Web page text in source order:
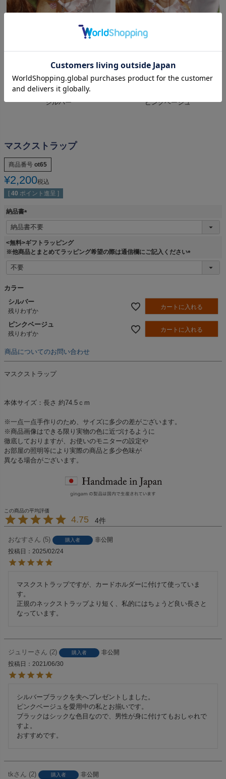
シルバー ピンクベージュ
マスクストラップ
商品番号 ot65
¥2,200税込
[ 40 ポイント進呈 ]
納品書
(
必
須
)
<無料>ギフトラッピング
※他商品とまとめてラッピング希望の際は通信欄にご記入ください
(
カラー
シルバー
残りわずか
カートに入れる
ピンクベージュ
残りわずか
カートに入れる
商品についてのお問い合わせ
マスクストラップ
本体サイズ：長さ 約74.5ｃm
※一点一点手作りのため、サイズに多少の差がございます。
※商品画像はできる限り実物の色に近づけるように
徹底しておりますが、お使いのモニターの設定や
お部屋の照明等により実際の商品と多少色味が
異なる場合がございます。
4.75 4
おなす 5 購入者
非公開
投稿日
2025/02/24
マスクストラップですが、カードホルダーに付けて使っていま
す。
正規のネックストラップより短く、私的にはちょうど良い長さと
なっています。
ジュリー 2 購入者
非公開
投稿日
2021/06/30
シルバーブラックを夫へプレゼントしました。
ピンクベージュを愛用中の私とお揃いです。
ブラックはシックな色目なので、男性が身に付けてもおしゃれで
すよ。
おすすめです。
tk 2 購入者
非公開